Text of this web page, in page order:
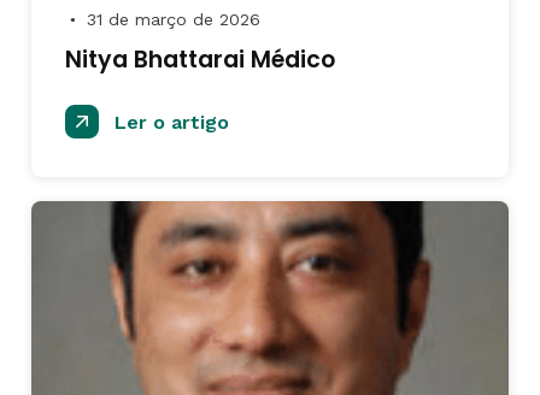
● 31 de março de 2026
Nitya Bhattarai Médico
Ler o artigo